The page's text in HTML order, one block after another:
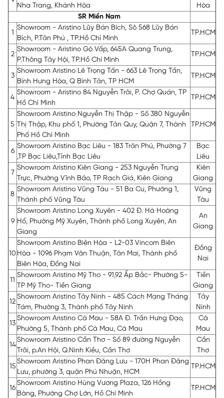
Nha Trang, Khánh Hòa
Hòa
SR Miền Nam
1
Showroom - Aristino Lũy Bán Bích, Sô 568 Lũy Bán
Bích, P.Tân Phú , TP.Hồ Chí Minh
TP.HCM
2
Showroom - Aristino Gò Vấp, 645A Quang Trung,
P.Thông Tây Hội, TP.Hồ Chí Minh
TP.HCM
3
Showroom Aristino Lê Trọng Tấn - 663 Lê Trọng Tấn,
Bình Hưng Hòa, Q Bình Tân, TP HCM
TP.HCM
4
Showroom - Aristino 84 Nguyễn Trãi, P. Chợ Quán, TP
Hồ Chí Minh
TP.HCM
5
Showroom Aristino Nguyễn Thị Thập - Số 380 Nguyễn
Thị Thập, Khu phố 1, Phường Tân Quy, Quận 7, Thành
Phố Hồ Chí Minh
TP.HCM
6
Showroom Aristino Bạc Liêu - 183 Trân Phú, Phường 7
,TP Bạc Liêu,Tỉnh Bạc Liêu
Bạc
Liêu
7
Showroom Aristino Kiên Giang - 253 Nguyễn Trung
Trực, Phường Vĩnh Bảo, TP Rạch Giá, Kiên Giang
Kiên
Giang
8
Showroom Aristino Vũng Tàu - 51 Ba Cu, Phường 1,
Thành phố Vũng Tàu
Vũng
Tàu
9
Showroom Aristino Long Xuyên - 402 Đ. Hà Hoàng
Hổ, Phường Mỹ Xuyên, Thành phố Long Xuyên, An
Giang
An
Giang
10
Showroom Aristino Biên Hòa - L2-03 Vincom Biên
Hòa - 1096 Phạm Văn Thuận, Tân Mai, Thành phố
Biên Hòa, Đồng Nai
Đồng
Nai
11
Showroom Aristino Mỹ Tho - 91,92 Ấp Bắc- Phường 5-
TP Mỹ Tho- Tiền Giang
Tiền
Giang
12
Showroom Aristino Tây Ninh - 485 Cách Mạng Tháng
Tám, Phường 3, Thành phố Tây Ninh
Tây
Ninh
13
Showroom Aristino Cà Mau - 58A Đ. Trần Hưng Đạo,
Phường 5, Thành phố Cà Mau, Cà Mau
Cà
Mau
14
Showroom Aristino Cần Thơ - Số 89 đường Nguyễn
Trãi, p.An Hội, Q.Ninh Kiều, Cần Thơ
Cần
Thơ
15
Showroom Aristino Phan Đăng Lưu - 170H Phan Đăng
Lưu, phường 3, quận Phú Nhuận, HCM
TP.HCM
16
Showroom Aristino Hùng Vương Plaza, 126 Hồng
Bàng, Phường Chợ Lớn, Hồ Chí Minh
TP.HCM